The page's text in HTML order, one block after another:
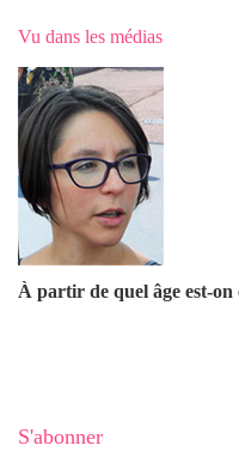
Vu dans les médias
À partir de quel âge est-on
S'abonner